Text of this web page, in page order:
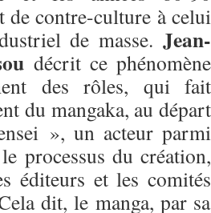
de contre-culture à celui
de masse. Jean-
décrit ce phénomène
des rôles, qui fait
du mangaka, au départ
», un acteur parmi
processus du création,
éditeurs et les comités
dit, le manga, par